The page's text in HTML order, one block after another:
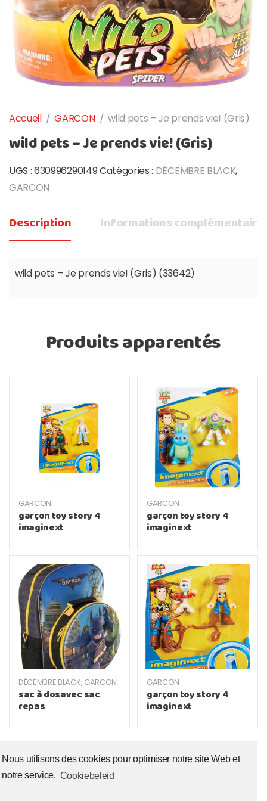
Nous utilisons des cookies pour optimiser notre site Web et
notre service. Cookiebeleid
Accueil / GARCON / wild pets – Je prends vie! (Gris)
wild pets – Je prends vie! (Gris)
UGS :630996290149Catégories : DÉCEMBRE BLACK,
GARCON
Description Informations
wild pets – Je prends vie! (Gris) (33642)
Produits apparentés
GARCON
garçon toy story 4
imaginext
GARCON
garçon toy story 4
imaginext
DÉCEMBRE BLACK, GARCON
sac à dosavec sac
repas
GARCON
garçon toy story 4
imaginext